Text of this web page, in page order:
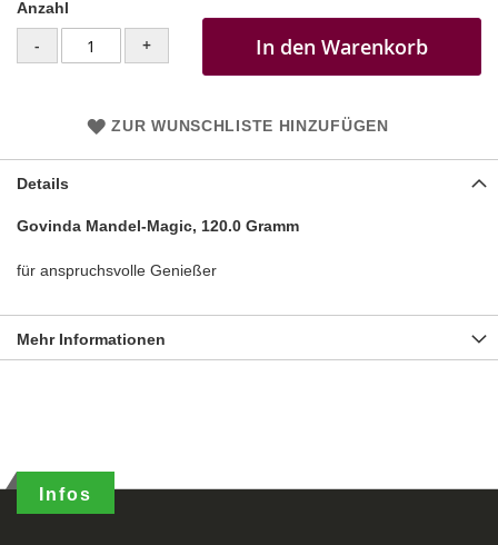
Anzahl
- + In den Warenkorb
ZUR WUNSCHLISTE HINZUFÜGEN
Details
Govinda Mandel-Magic, 120.0 Gramm
für anspruchsvolle Genießer
Mehr Informationen
Infos